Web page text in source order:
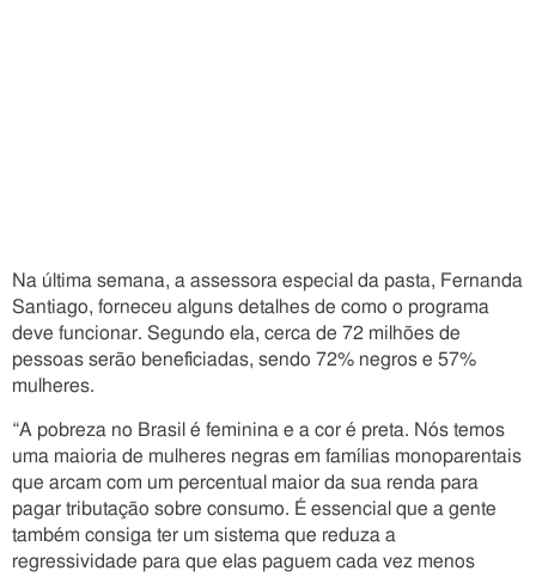
Na última semana, a assessora especial da pasta, Fernanda
Santiago, forneceu alguns detalhes de como o programa
deve funcionar. Segundo ela, cerca de 72 milhões de
pessoas serão beneficiadas, sendo 72% negros e 57%
mulheres.
“A pobreza no Brasil é feminina e a cor é preta. Nós temos
uma maioria de mulheres negras em famílias monoparentais
que arcam com um percentual maior da sua renda para
pagar tributação sobre consumo. É essencial que a gente
também consiga ter um sistema que reduza a
regressividade para que elas paguem cada vez menos